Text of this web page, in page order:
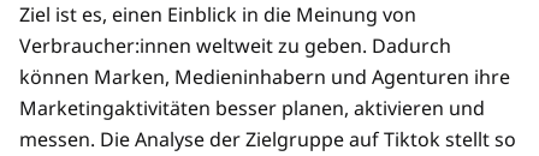
Ziel ist es, einen Einblick in die Meinung von
Verbraucher:innen weltweit zu geben. Dadurch
können Marken, Medieninhabern und Agenturen ihre
Marketingaktivitäten besser planen, aktivieren und
messen. Die Analyse der Zielgruppe auf Tiktok stellt so